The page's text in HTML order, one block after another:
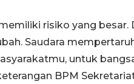
risiko yang
Saudara
untuk
BPM